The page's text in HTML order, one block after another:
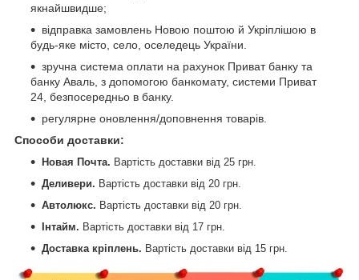
якнайшвидше;
відправка замовлень Новою поштою й Укріплішою в
будь-яке місто, село, оселедець України.
зручна система оплати на рахунок Приват банку та
банку Аваль, з допомогою банкомату, системи Приват
24, безпосередньо в банку.
регулярне оновлення/доповнення товарів.
Способи доставки:
Новая Почта. Вартість доставки від 25 грн.
Деливери. Вартість доставки від 20 грн.
Автолюкс. Вартість доставки від 20 грн.
Інтайм. Вартість доставки від 17 грн.
Доставка кріплень. Вартість доставки від 15 грн.